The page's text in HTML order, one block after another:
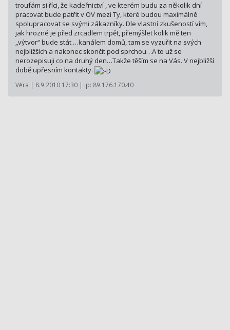
troufám si říci, že kadeřnictví , ve kterém budu za několik dní
pracovat bude patřit v OV mezi Ty, které budou maximálně
spolupracovat se svými zákazníky. Dle vlastní zkušeností vím,
jak hrozné je před zrcadlem trpět, přemýšlet kolik mě ten
„výtvor“ bude stát …kanálem domů, tam se vyzuřit na svých
nejbližších a nakonec skončit pod sprchou…A to už se
nerozepisuji co na druhý den…Takže těším se na Vás. V nejbližší
době upřesním kontakty.
Věra | 8.9.2010 17:30 | ip: 89.176.170.40